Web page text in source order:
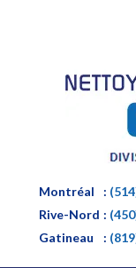
Montréal :
Rive-Nord :
Gatineau
: